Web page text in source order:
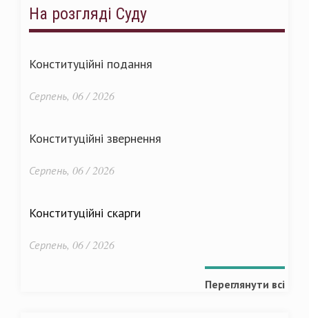
На розгляді Суду
Конституційні подання
Серпень, 06 / 2026
Конституційні звернення
Серпень, 06 / 2026
Конституційні скарги
Серпень, 06 / 2026
Переглянути всі